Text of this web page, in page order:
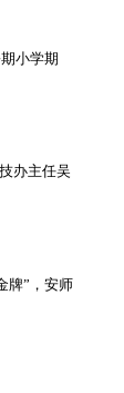
小学期
办主任吴
牌”，安师